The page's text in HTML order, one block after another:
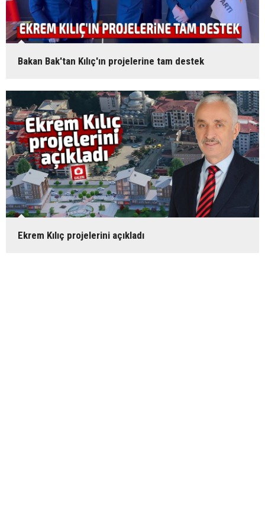
Bakan Bak'tan Kılıç'ın projelerine tam destek
Ekrem Kılıç projelerini açıkladı